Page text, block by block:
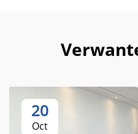
20
Oct